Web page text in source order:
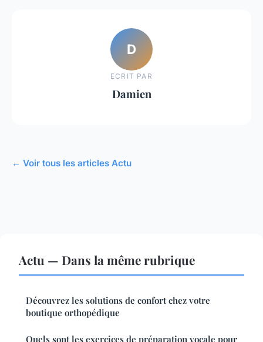
D
ECRIT PAR
Damien
← Voir tous les articles Actu
Actu — Dans la même rubrique
Découvrez les solutions de confort chez votre
boutique orthopédique
Quels sont les exercices de préparation vocale pour